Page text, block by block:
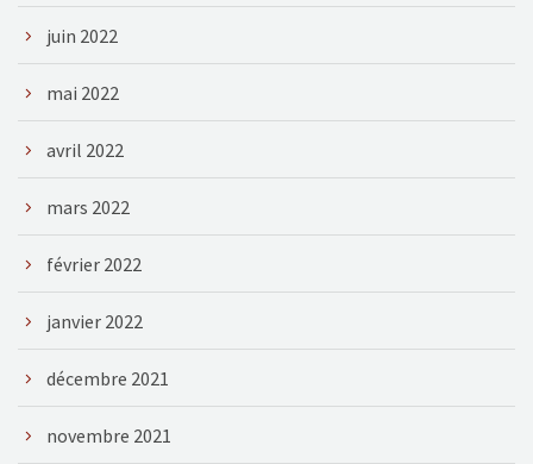
juin 2022
mai 2022
avril 2022
mars 2022
février 2022
janvier 2022
décembre 2021
novembre 2021